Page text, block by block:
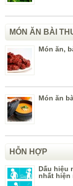
MÓN ĂN BÀI
Món ăn,
Món ăn
HỖN HỢP
Dấu hiệu
nhất hiện